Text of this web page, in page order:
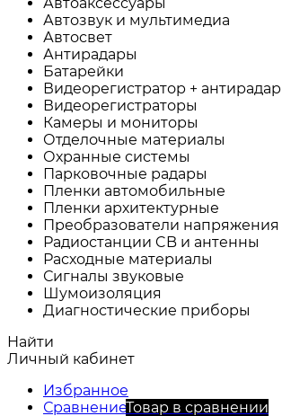
Автозвук и мультимедиа
Автосвет
Антирадары
Батарейки
Видеорегистратор + антирадар
Видеорегистраторы
Камеры и мониторы
Отделочные материалы
Охранные системы
Парковочные радары
Пленки автомобильные
Пленки архитектурные
Преобразователи напряжения
Радиостанции CB и антенны
Расходные материалы
Сигналы звуковые
Шумоизоляция
Диагностические приборы
Найти
Личный кабинет
Избранное
СравнениеТовар в сравнении